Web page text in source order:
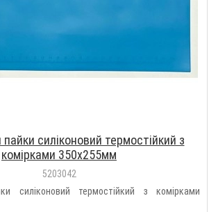
силіконовий термостійкий з
комірками 350х255мм
5203042
силіконовий термостійкий з комірками